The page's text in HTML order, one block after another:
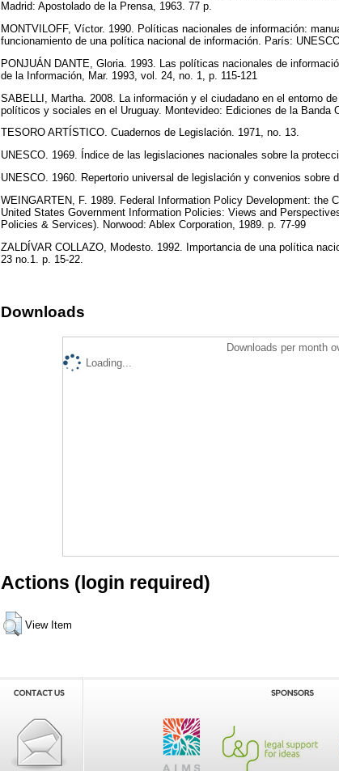
Madrid: Apostolado de la Prensa, 1963. 77 p.
MONTVILOFF, Víctor. 1990. Políticas nacionales de información:
funcionamiento de una política nacional de información. París:
PONJUÁN DANTE, Gloria. 1993. Las políticas nacionales de
de la Información, Mar. 1993, vol. 24, no. 1, p. 115-121
SABELLI, Martha. 2008. La información y el ciudadano en el entorno
políticos y sociales en el Uruguay. Montevideo: Ediciones de la Banda
TESORO ARTÍSTICO. Cuadernos de Legislación. 1971, no. 13.
UNESCO. 1969. Índice de las legislaciones nacionales sobre la
UNESCO. 1960. Repertorio universal de legislación y convenios sobre
WEINGARTEN, F. 1989. Federal Information Policy Development: the
United States Government Information Policies: Views and
Policies & Services). Norwood: Ablex Corporation, 1989. p. 77-99
ZALDÍVAR COLLAZO, Modesto. 1992. Importancia de una política
23 no.1. p. 15-22.
Downloads
Downloads per month
Loading...
Actions (login required)
View Item